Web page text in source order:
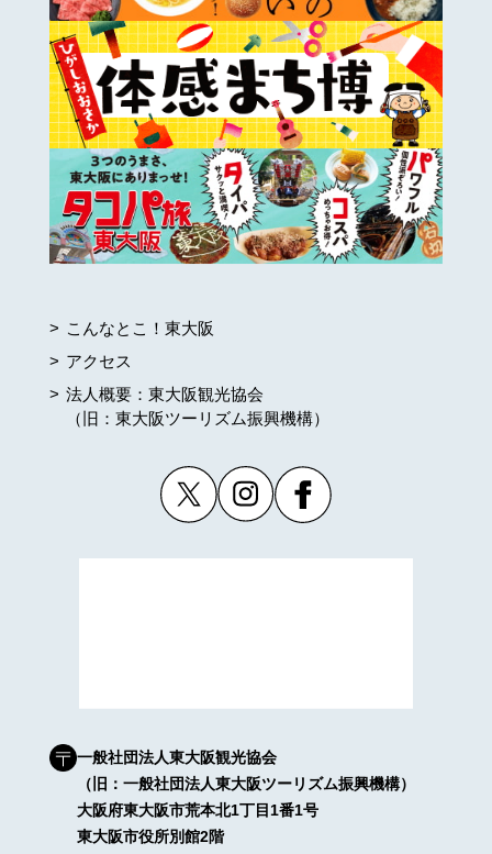
こんなとこ！東大阪
アクセス
法人概要：東大阪観光協会
（旧：東大阪ツーリズム振興機構）
一般社団法人東大阪観光協会
（旧：一般社団法人東大阪ツーリズム振興機構）
大阪府東大阪市荒本北1丁目1番1号
東大阪市役所別館2階